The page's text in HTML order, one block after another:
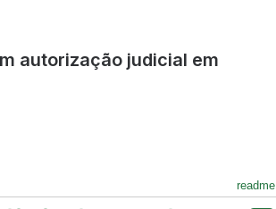
autorização judicial em
readme